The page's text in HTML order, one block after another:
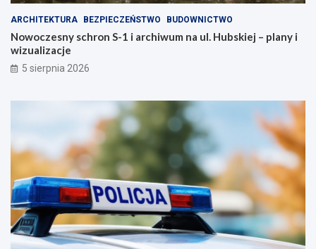
s
t
o
!
e
z
d
r
i
ARCHITEKTURA BEZPIECZEŃSTWO BUDOWNICTWO
Nowoczesny schron S-1 i archiwum na ul. Hubskiej – plany i
wizualizacje
5 sierpnia 2026